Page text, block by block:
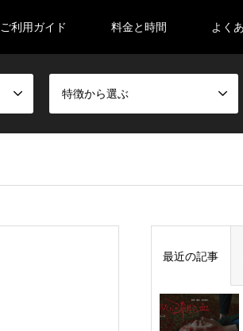
ご利用ガイド 料金と時間 よく
特徴から選ぶ
最近の記事